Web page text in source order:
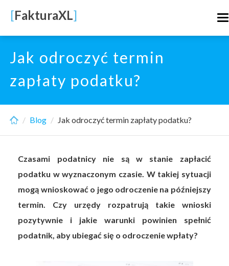
main
content
[FakturaXL]
Jak odroczyć termin
zapłaty podatku?
Blog Jak odroczyć termin zapłaty podatku?
Czasami podatnicy nie są w stanie zapłacić
podatku w wyznaczonym czasie. W takiej sytuacji
mogą wnioskować o jego odroczenie na późniejszy
termin. Czy urzędy rozpatrują takie wnioski
pozytywnie i jakie warunki powinien spełnić
podatnik, aby ubiegać się o odroczenie wpłaty?